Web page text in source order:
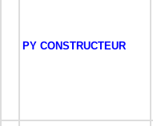
PY CONSTRUCTEUR